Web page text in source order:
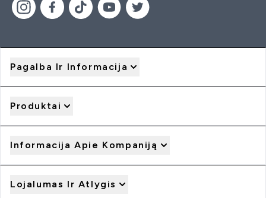
Pagalba Ir Informacija
Produktai
Informacija Apie Kompaniją
Lojalumas Ir Atlygis